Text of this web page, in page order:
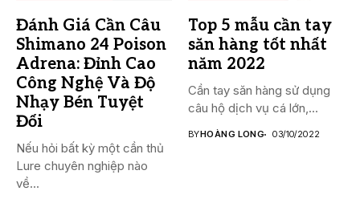
Đánh Giá Cần Câu
Shimano 24 Poison
Adrena: Đỉnh Cao
Công Nghệ Và Độ
Nhạy Bén Tuyệt
Đối
Nếu hỏi bất kỳ một cần thủ
Lure chuyên nghiệp nào
về...
Top 5 mẫu cần tay
săn hàng tốt nhất
năm 2022
Cần tay săn hàng sử dụng
câu hộ dịch vụ cá lớn,...
BYHOÀNG LONG 03/10/2022